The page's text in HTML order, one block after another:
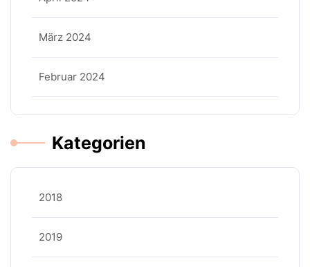
März 2024
Februar 2024
Kategorien
2018
2019